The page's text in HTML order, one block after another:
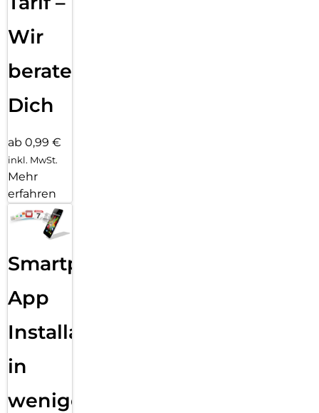
Wir
beraten
Dich
ab 0,99 €
inkl. MwSt.
Mehr
erfahren
Smartphone
App
Installation
in
wenigen